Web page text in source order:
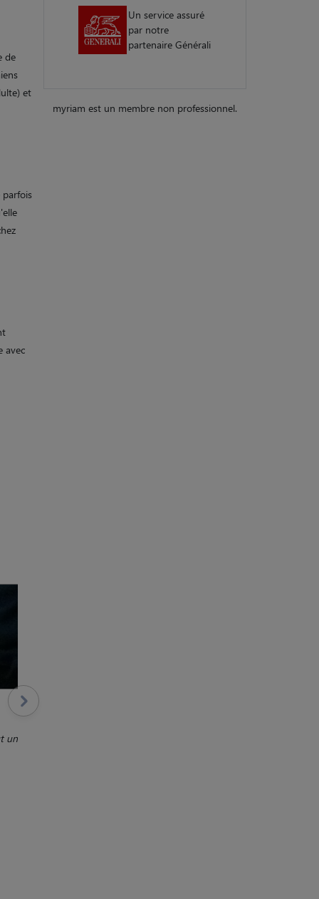
de
et
avec
un
Un service assuré
par notre
partenaire Générali
myriam est un membre non professionnel.